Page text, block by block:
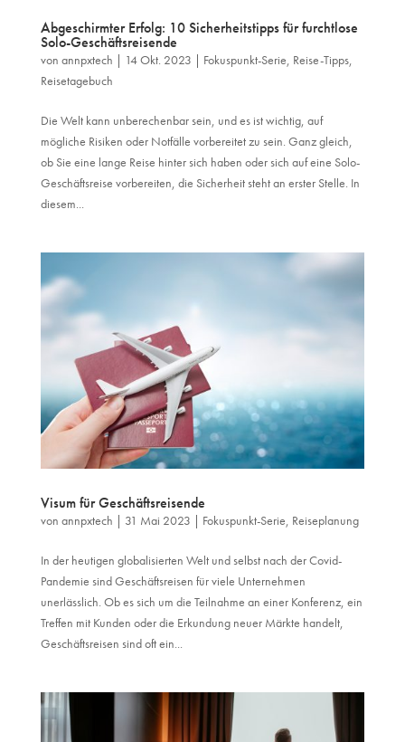
Abgeschirmter Erfolg: 10 Sicherheitstipps für furchtlose
Solo-Geschäftsreisende
von annpxtech 14 Okt. 2023 Fokuspunkt-Serie, Reise-Tipps,
Reisetagebuch
Die Welt kann unberechenbar sein, und es ist wichtig, auf
mögliche Risiken oder Notfälle vorbereitet zu sein. Ganz gleich,
ob Sie eine lange Reise hinter sich haben oder sich auf eine Solo-
Geschäftsreise vorbereiten, die Sicherheit steht an erster Stelle. In
diesem...
Visum für Geschäftsreisende
von annpxtech | 31 Mai 2023 | Fokuspunkt-Serie, Reiseplanung
In der heutigen globalisierten Welt und selbst nach der Covid-
Pandemie sind Geschäftsreisen für viele Unternehmen
unerlässlich. Ob es sich um die Teilnahme an einer Konferenz, ein
Treffen mit Kunden oder die Erkundung neuer Märkte handelt,
Geschäftsreisen sind oft ein...